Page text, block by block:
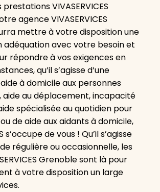
VIVASERVICES
agence VIVASERVICES
mettre à votre disposition une
adéquation avec votre besoin et
répondre à vos exigences en
qu’il s’agisse d’une
à domicile aux personnes
aide au déplacement, incapacité
spécialisée au quotidien pour
de aide aux aidants à domicile,
s’occupe de vous ! Qu’il s’agisse
régulière ou occasionnelle, les
Grenoble sont là pour
à votre disposition un large